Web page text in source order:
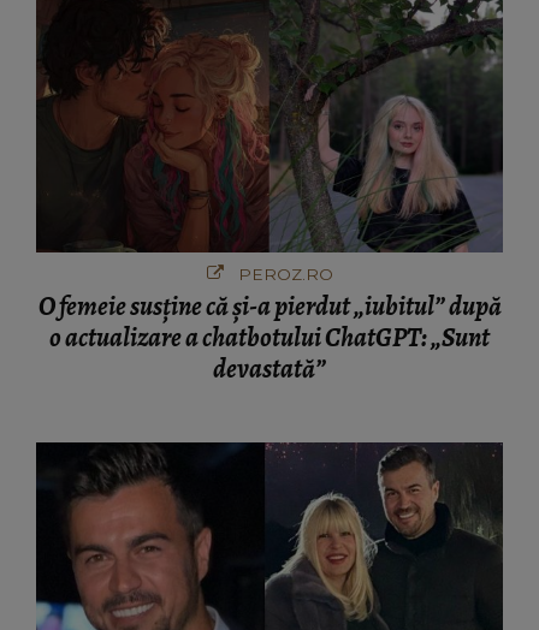
PEROZ.RO
O femeie susține că și-a pierdut „iubitul” după
o actualizare a chatbotului ChatGPT: „Sunt
devastată”